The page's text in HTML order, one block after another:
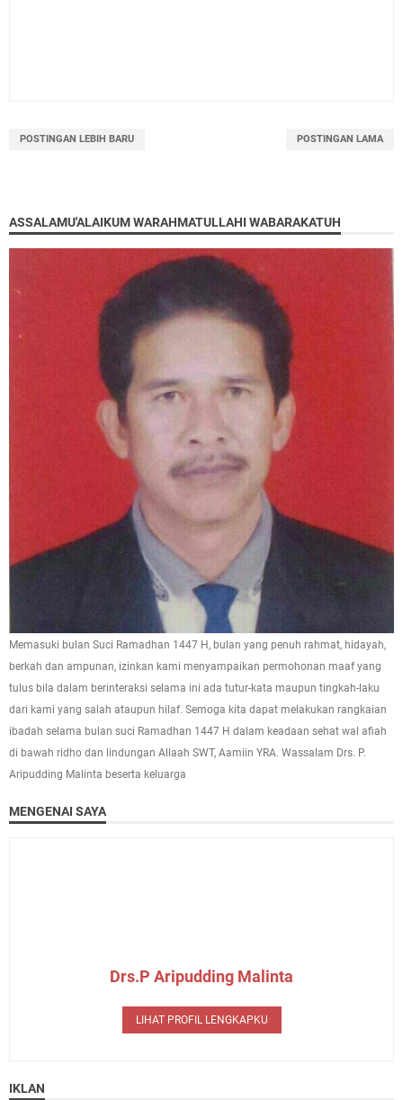
POSTINGAN LEBIH BARU POSTINGAN LAMA
ASSALAMU'ALAIKUM WARAHMATULLAHI WABARAKATUH
Memasuki bulan Suci Ramadhan 1447 H, bulan yang penuh rahmat, hidayah,
berkah dan ampunan, izinkan kami menyampaikan permohonan maaf yang
tulus bila dalam berinteraksi selama ini ada tutur-kata maupun tingkah-laku
dari kami yang salah ataupun hilaf. Semoga kita dapat melakukan rangkaian
ibadah selama bulan suci Ramadhan 1447 H dalam keadaan sehat wal afiah
di bawah ridho dan lindungan Allaah SWT, Aamiin YRA. Wassalam Drs. P.
Aripudding Malinta beserta keluarga
MENGENAI SAYA
Drs.P Aripudding Malinta
LIHAT PROFIL LENGKAPKU
IKLAN